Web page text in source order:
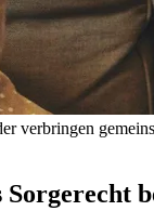
verbringen